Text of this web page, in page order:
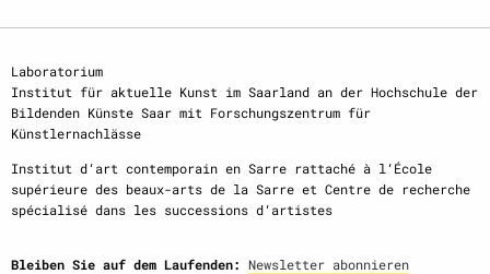
Laboratorium
Institut für aktuelle Kunst im Saarland an der Hochschule der
Bildenden Künste Saar mit Forschungszentrum für
Künstlernachlässe
Institut d‘art contemporain en Sarre rattaché à l‘École
supérieure des beaux-arts de la Sarre et Centre de recherche
spécialisé dans les successions d‘artistes
Bleiben Sie auf dem Laufenden: Newsletter abonnieren